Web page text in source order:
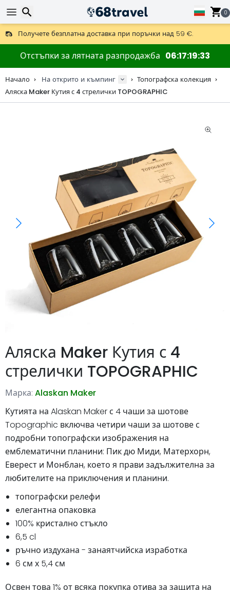
0
Получете безплатна доставка при поръчки над 59 €.
Предлага се и DHL Express за една нощ.
30 дни за връщане, 90 дни за дървени карти и декорации.
Най-добрите цени за outdoor екипировка и аксесоари.
Отстъпки за лятната разпродажба 06 17 19 32
Начало На открито и къмпинг
Топографска колекция
Аляска Maker Кутия с 4 стрелички TOPOGRAPHIC
Аляска Maker Кутия с 4
стрелички TOPOGRAPHIC
Марка: Alaskan Maker
Кутията на Alaskan Maker с 4 чаши за шотове
Topographic включва четири чаши за шотове с
подробни топографски изображения на
емблематични планини: Пик дю Миди, Матерхорн,
Еверест и Монблан, което я прави задължителна за
любителите на приключения и планини.
топографски релефи
елегантна опаковка
100% кристално стъкло
6,5 cl
ръчно издухана - занаятчийска изработка
6 см х 5,4 см
Освен това 1% от всяка покупка отива за защита на
Търсене